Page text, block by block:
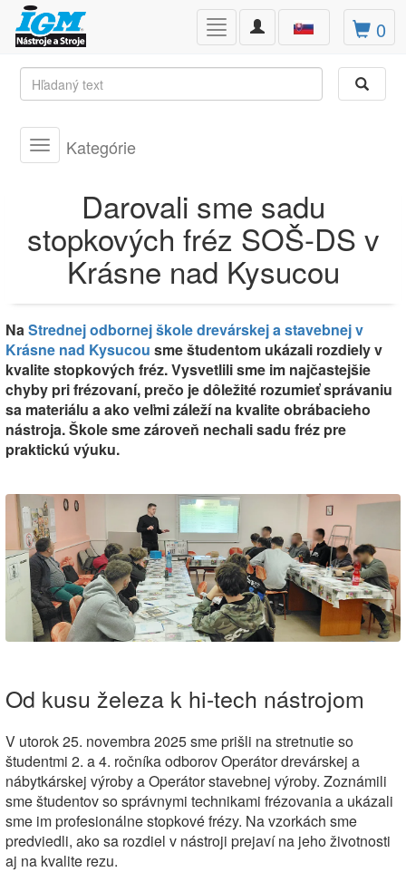
Toggle
navigation
Toggle
navigation
0
Toggle
navigation
Kategórie
Darovali sme sadu
stopkových fréz SOŠ-DS v
Krásne nad Kysucou
NaStrednej odbornej škole drevárskej a stavebnej v
Krásne nad Kysucou sme študentom ukázali rozdiely v
kvalite stopkových fréz. Vysvetlili sme im najčastejšie
chyby pri frézovaní, prečo je dôležité rozumieť správaniu
sa materiálu a ako veľmi záleží na kvalite obrábacieho
nástroja. Škole sme zároveň nechali sadu fréz pre
praktickú výuku.
Od kusu železa k hi-tech nástrojom
V utorok 25. novembra 2025 sme prišli na stretnutie so
študentmi 2. a 4. ročníka odborov Operátor drevárskej a
nábytkárskej výroby a Operátor stavebnej výroby. Zoznámili
sme študentov so správnymi technikami frézovania a ukázali
sme im profesionálne stopkové frézy. Na vzorkách sme
predviedli, ako sa rozdiel v nástroji prejaví na jeho životnosti
aj na kvalite rezu.